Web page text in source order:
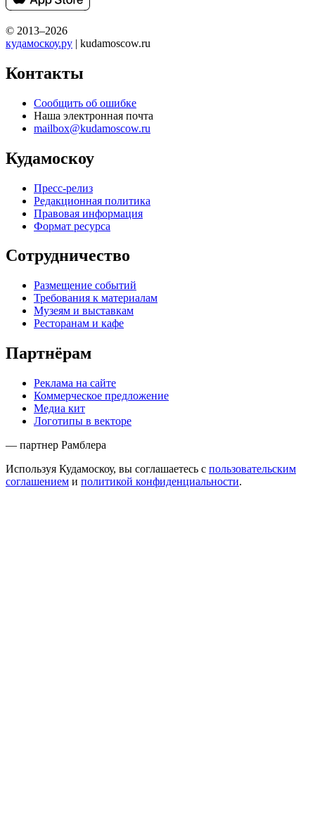
© 2013–2026
кудамоскоу.ру | kudamoscow.ru
Контакты
Сообщить об ошибке
Наша электронная почта
mailbox@kudamoscow.ru
Кудамоскоу
Пресс-релиз
Редакционная политика
Правовая информация
Формат ресурса
Сотрудничество
Размещение событий
Требования к материалам
Музеям и выставкам
Ресторанам и кафе
Партнёрам
Реклама на сайте
Коммерческое предложение
Медиа кит
Логотипы в векторе
— партнер Рамблера
Используя Кудамоскоу, вы соглашаетесь с пользовательским
соглашением и политикой конфиденциальности.